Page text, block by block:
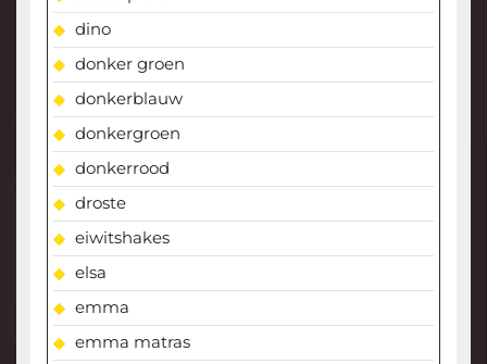
dino
donker groen
donkerblauw
donkergroen
donkerrood
droste
eiwitshakes
elsa
emma
emma matras